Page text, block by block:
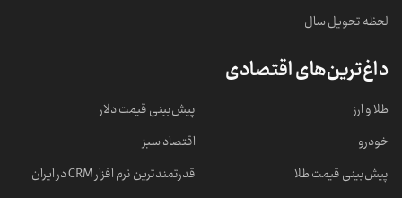
لحظه تحویل سال
داغ‌ترین‌های اقتصادی
طلا و ارز
خودرو
پیش‌بینی قیمت طلا
پیش‌بینی قیمت دلار
اقتصاد سبز
قدرتمندترین نرم‌ افزار CRM در ایران